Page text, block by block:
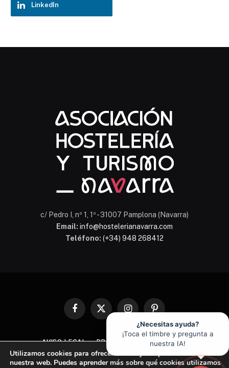
LinkedIn
¿Necesitas ayuda?
¡Toca el timbre y pregunta a
nuestra IA!
Chatbot Hostelería Navarra
En línea
c/ Pedro I, nº 1, 1º - 31007 Pamplona (Navarra)
Email: info@hostelerianavarra.com
Teléfono: (+34) 948 268412
Facebook
X
(Twitter)
InstagramPinterest
AVISO LEGAL PROTECCIÓN DE DATOS
POLÍTICA DE COOKIES
Utilizamos cookies para ofrecerte la mejor experiencia en
nuestra web. Puedes aprender más sobre qué cookies utilizamos